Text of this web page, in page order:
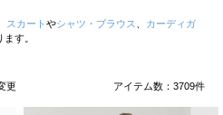
スカート やシャツ・ブラウス
カーディガ
す。
更 アイテム数： 3709件